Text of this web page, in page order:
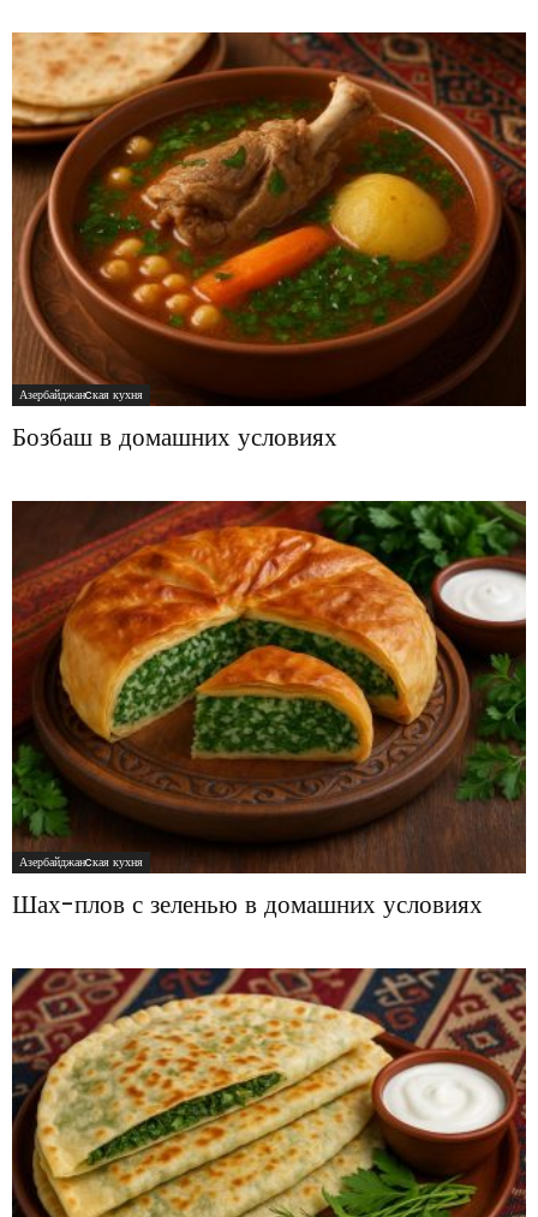
Азербайджанcкая кухня
Бозбаш в домашних условиях
Азербайджанcкая кухня
Шах-плов с зеленью в домашних условиях